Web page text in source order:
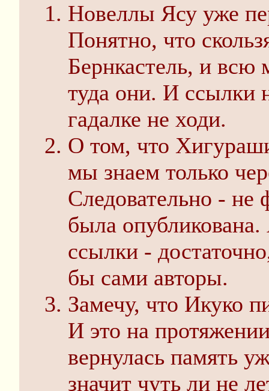
Новеллы Ясу уже
Понятно, что
Бернкастель, и всю
туда они. И ссылки
гадалке не ходи.
О том, что
мы знаем только
Следовательно - не
была
ссылки -
бы сами авторы.
Замечу, что Икуко
И это на
вернулась память
значит чуть ли не